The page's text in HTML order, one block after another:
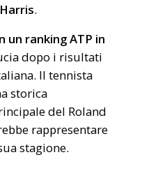
.
un ranking ATP in
dopo i risultati
Il tennista
storica
del Roland
rappresentare
stagione.